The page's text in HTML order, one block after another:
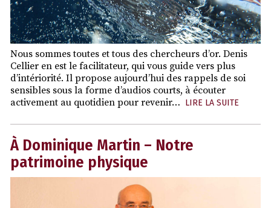
Nous sommes toutes et tous des chercheurs d’or. Denis
Cellier en est le facilitateur, qui vous guide vers plus
d’intériorité. Il propose aujourd’hui des rappels de soi
sensibles sous la forme d’audios courts, à écouter
activement au quotidien pour revenir… LIRE LA SUITE
À Dominique Martin – Notre
patrimoine physique